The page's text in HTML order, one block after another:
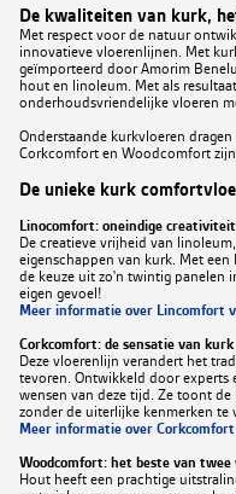
De kwaliteiten van kurk,
Met respect voor de natuur
innovatieve vloerenlijnen. Met
geïmporteerd door Amorim
hout en linoleum. Met als
onderhoudsvriendelijke vloeren
Onderstaande kurkvloeren
Corkcomfort en Woodcomfort zijn
De unieke kurk
Linocomfort: oneindige creativiteit
De creatieve vrijheid van
eigenschappen van kurk. Met
de keuze uit zo'n twintig panelen
eigen gevoel!
Meer informatie over Lincomfort
Corkcomfort: de sensatie van kurk
Deze vloerenlijn verandert het
tevoren. Ontwikkeld door experts
wensen van deze tijd. Ze toont
zonder de uiterlijke kenmerken te
Meer informatie over
Woodcomfort: het beste van twee
Hout heeft een prachtige